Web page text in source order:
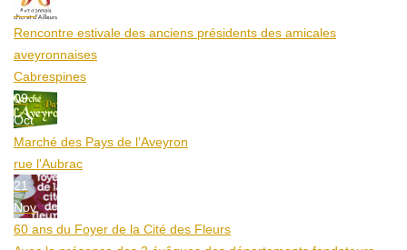
Aoû
Rencontre estivale des anciens présidents des amicales
aveyronnaises
Cabrespines
09
Oct
Marché des Pays de l’Aveyron
rue l'Aubrac
21
Nov
60 ans du Foyer de la Cité des Fleurs